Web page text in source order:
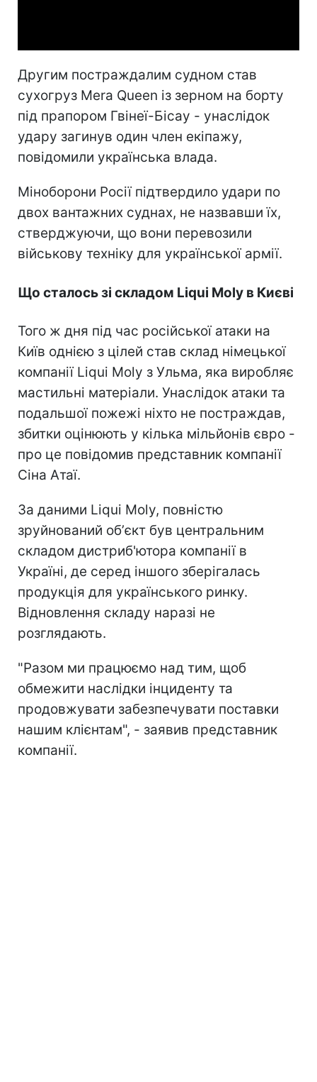
Другим постраждалим судном став
сухогруз Mera Queen із зерном на борту
під прапором Гвінеї-Бісау - унаслідок
удару загинув один член екіпажу,
повідомили українська влада.
Міноборони Росії підтвердило удари по
двох вантажних суднах, не назвавши їх,
стверджуючи, що вони перевозили
військову техніку для української армії.
Що сталось зі складом Liqui Moly в Києві
Того ж дня під час російської атаки на
Київ однією з цілей став склад німецької
компанії Liqui Moly з Ульма, яка виробляє
мастильні матеріали. Унаслідок атаки та
подальшої пожежі ніхто не постраждав,
збитки оцінюють у кілька мільйонів євро -
про це повідомив представник компанії
Сіна Атаї.
За даними Liqui Moly, повністю
зруйнований обʼєкт був центральним
складом дистриб'ютора компанії в
Україні, де серед іншого зберігалась
продукція для українського ринку.
Відновлення складу наразі не
розглядають.
"Разом ми працюємо над тим, щоб
обмежити наслідки інциденту та
продовжувати забезпечувати поставки
нашим клієнтам", - заявив представник
компанії.